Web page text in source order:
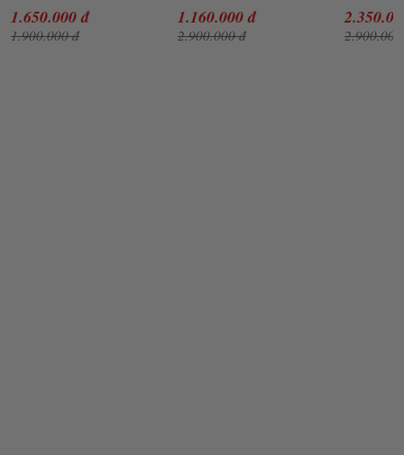
RK2447-00 RK2662 10
031 Màu Đen
1.650.000 đ
1.900.000 đ
Short Men GH2136-050
Màu Xám Size 5
1.160.000 đ
2.900.000 đ
Shirt
Xanh